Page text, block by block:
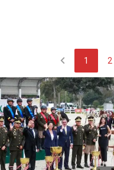
chevron_left 1 2